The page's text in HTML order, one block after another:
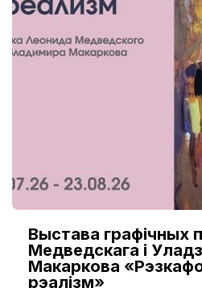
Выстава графічных
Медведскага і
Макаркова
рэалізм»